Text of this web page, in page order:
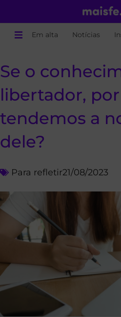
Em alta Notícias
Se o
libertador,
tendemos a
dele?
Para refletir21/08/2023